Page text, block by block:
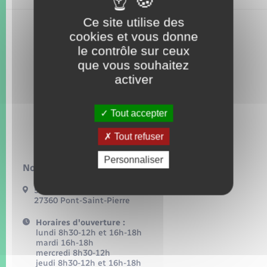
Voirie et espace public
Nous contacter :
54, grande rue
27360 Pont-Saint-Pierre
Horaires d'ouverture :
lundi 8h30-12h et 16h-18h
mardi 16h-18h
mercredi 8h30-12h
jeudi 8h30-12h et 16h-18h
Ce site utilise des
cookies et vous donne
le contrôle sur ceux
que vous souhaitez
activer
Tout accepter
Tout refuser
Personnaliser